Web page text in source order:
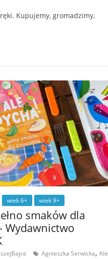
Kupujemy, gromadzimy,
wiek 6+ wiek 9+
smaków dla
Wydawnictwo
Agnieszka Serwicka,Ale